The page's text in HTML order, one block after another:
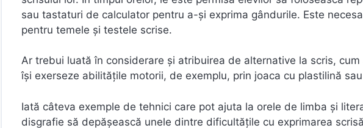
sau tastaturi de calculator pentru a-și exprima gândurile. Este
pentru temele și testele scrise.
Ar trebui luată în considerare și atribuirea de alternative la scris,
își exerseze abilitățile motorii, de exemplu, prin joaca cu plastilină
Iată câteva exemple de tehnici care pot ajuta la orele de limba și
disgrafie să depășească unele dintre dificultățile cu exprimarea